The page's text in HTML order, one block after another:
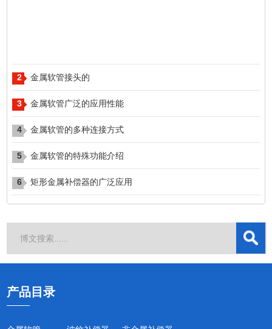
2 ​​​​​​​金属软管接头的
3 金属软管广泛的应用性能
4 金属软管的多种连接方式
5 金属软管的特殊功能介绍
6 矩形金属补偿器的广泛应用
产品目录